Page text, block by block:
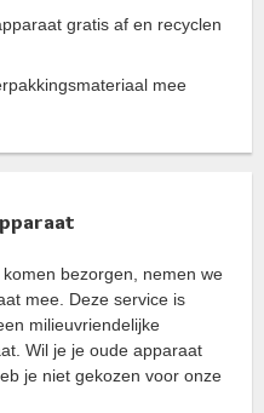
gratis af en recyclen
mee
bezorgen, nemen we
mee. Deze service is
milieuvriendelijke
Wil je je oude apparaat
je niet gekozen voor onze